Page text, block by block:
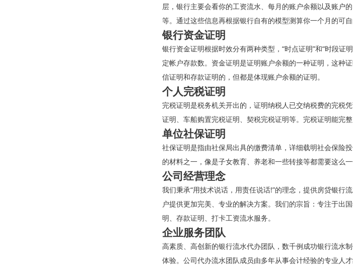
层，银行主要会看你的工资流水、每月的账户余额以及账户
等。通过这些信息再根据银行自有的模型测算你一个月的可
银行资金证明
银行资金证明根据时效分有两种类型，“时点证明”和“时段证
定帐户存款数。资金证明是证明账户余额的一种证明，这种
信证明和存款证明的，但都是体现账户余额的证明。
个人完税证明
完税证明是税务机关开出的，证明纳税人已交纳税费的完税
证明、车船购置完税证明、契税完税证明等。完税证明能完
单位社保证明
社保证明是指由社保局出具的缴费清单，详细载明社会保险
的材料之一，像是子女教育、养老和一些转接等都需要这么一
公司经营理念
我们秉承“用技术说话，用责任说话!”的理念，提供房贷银
户提供更加完美、专业的解决方案。我们的宗旨：专注于出
明、存款证明、打卡工资流水服务。
企业服务团队
高素质、高创新的银行流水代办团队，数千例成功银行流水
体验。公司代办流水团队成员由多年从事会计经验的专业人